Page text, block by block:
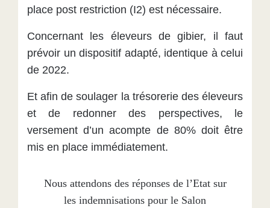
place post restriction (I2) est nécessaire.
Concernant les éleveurs de gibier, il faut
prévoir un dispositif adapté, identique à celui
de 2022.
Et afin de soulager la trésorerie des éleveurs
et de redonner des perspectives, le
versement d’un acompte de 80% doit être
mis en place immédiatement.
Nous attendons des réponses de l’Etat sur
les indemnisations pour le Salon